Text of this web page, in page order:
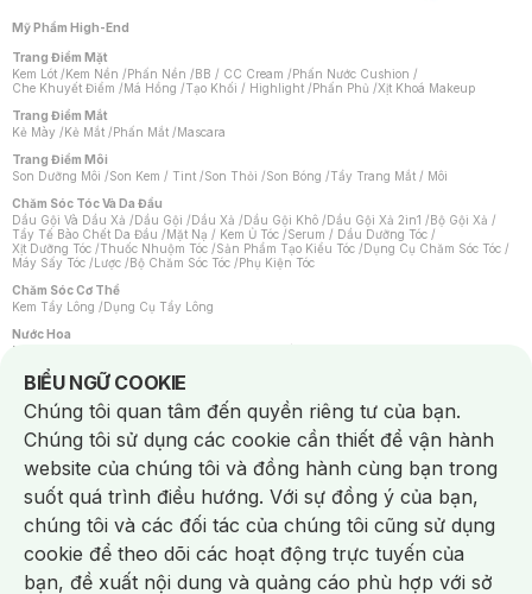
Mỹ Phẩm High-End
Trang Điểm Mặt
Kem Lót /Kem Nền /Phấn Nền /BB / CC Cream /Phấn Nước Cushion /
Che Khuyết Điểm /Má Hồng /Tạo Khối / Highlight /Phấn Phủ /Xịt Khoá Makeup
Trang Điểm Mắt
Kẻ Mày /Kẻ Mắt /Phấn Mắt /Mascara
Trang Điểm Môi
Son Dưỡng Môi /Son Kem / Tint /Son Thỏi /Son Bóng /Tẩy Trang Mắt / Môi
Chăm Sóc Tóc Và Da Đầu
Dầu Gội Và Dầu Xả /Dầu Gội /Dầu Xả /Dầu Gội Khô /Dầu Gội Xả 2in1 /Bộ Gội Xả /
Tẩy Tế Bào Chết Da Đầu /Mặt Nạ / Kem Ủ Tóc /Serum / Dầu Dưỡng Tóc /
Xịt Dưỡng Tóc /Thuốc Nhuộm Tóc /Sản Phẩm Tạo Kiểu Tóc /Dụng Cụ Chăm Sóc Tóc /
Máy Sấy Tóc /Lược /Bộ Chăm Sóc Tóc /Phụ Kiện Tóc
Chăm Sóc Cơ Thể
Kem Tẩy Lông /Dụng Cụ Tẩy Lông
Nước Hoa
Nước Hoa Nữ
Chăm Sóc Cá Nhân
Chống Muỗi /Khẩu Trang /Máy Massage/Mặt Nạ Xông Hơi /Nước Rửa Tay/
Sản Phẩm Chăm Sóc Khác /Bàn Chải Đánh Răng /Bàn Chải Điện/
Hỗ Trợ Trắng Răng/Kem Đánh Răng /Máy Tăm Nước/ Nước Súc Miệng/
Tăm / Chỉ Nha Khoa/ Xịt Thơm Miệng / Dung Dịch Vệ Sinh/Dưỡng Vùng Kín/
Khăn Ướt Vệ Sinh Vùng Kín/Băng Vệ Sinh/Tampon/Bọt Cạo Râu /Dao Cạo Râu/
Máy Cạo Râu
Vấn Đề Về Da
Da Dầu / Lỗ Chân Lông To/ Da Khô / Mất Nước/ Da Lão Hóa/ Da Mụn/
Da Nhạy Cảm / Kích Ứng
Da Xỉn Màu Thâm / Nám / Tàn Nhang
Quầng Thâm & Bọng Mắt /Sẹo /Viêm Da Cơ Địa
Dụng Cụ / Phụ Kiện Chăm Sóc Da
BIỂU NGỮ COOKIE
Notice about cookies usage
Chúng tôi quan tâm đến quyền riêng tư của bạn.
Chúng tôi sử dụng các cookie cần thiết để vận hành
website của chúng tôi và đồng hành cùng bạn trong
suốt quá trình điều hướng. Với sự đồng ý của bạn,
chúng tôi và các đối tác của chúng tôi cũng sử dụng
cookie để theo dõi các hoạt động trực tuyến của
bạn, đề xuất nội dung và quảng cáo phù hợp với sở